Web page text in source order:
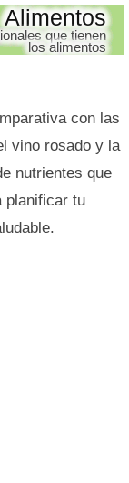
Alimentos
que tienen
los alimentos
con las
vino rosado y la
nutrientes que
planificar tu